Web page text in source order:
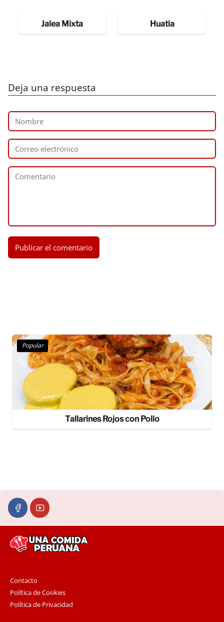
Jalea Mixta Huatia
Deja una respuesta
Popular
Tallarines Rojos con Pollo
Contacto
Política de Cookies
Política de Privacidad